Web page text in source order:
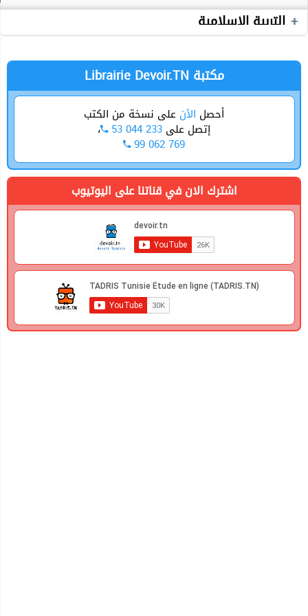
التربية الإسلامية
Devoirs
Librairie Devoir.TN مكتبة
أحصل الأن على نسخة من الكتب
إتصل على 53 044 233 ،
99 062 769
اشترك الان في قناتنا على اليوتيوب